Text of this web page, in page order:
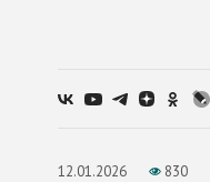
12.01.2026 830